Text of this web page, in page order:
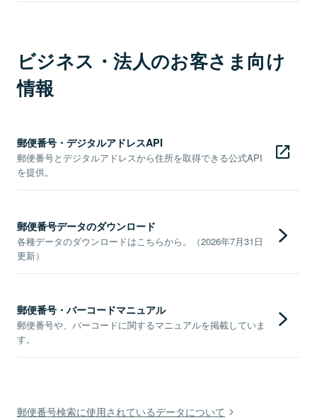
ビジネス・法人のお客さま向け
情報
郵便番号・デジタルアドレスAPI
郵便番号とデジタルアドレスから住所を取得できる公式API
を提供。
郵便番号データのダウンロード
各種データのダウンロードはこちらから。（2026年7月31日
更新）
郵便番号・バーコードマニュアル
郵便番号や、バーコードに関するマニュアルを掲載していま
す。
郵便番号検索に使用されているデータについて